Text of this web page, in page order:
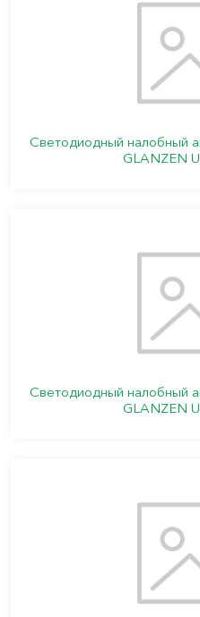
Светодиодный налобный
GLANZEN
Светодиодный налобный
GLANZEN